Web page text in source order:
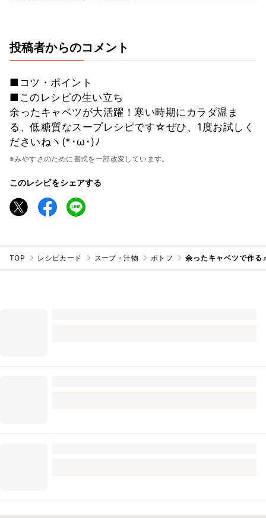
投稿者からのコメント
■コツ・ポイント
■このレシピの生い立ち
余ったキャベツが大活躍！寒い時期にカラダ温ま
る、低糖質なスープレシピです☆ぜひ、1度お試しく
ださいねヽ(*･ω･)ﾉ
※みやすさのために書式を一部改変しています。
このレシピをシェアする
TOP レシピカード スープ・汁物 ポトフ 余ったキャベツで作